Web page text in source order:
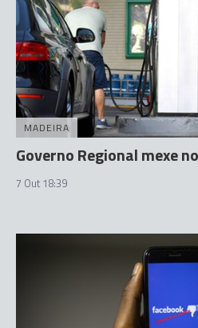
MADEIRA
Governo Regional mexe
7 Out 18:39